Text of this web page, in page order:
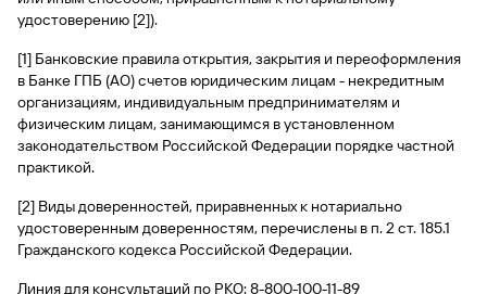
специальные
предложения
Газпром
Бонус
«Плюс»
Информация
для
держателей
карт
Дополнительная
полезно
Часто
задаваемые
вопросы
Калькулятор
вкладов
Быстрый
поиск
по
Отчет о
кредитной
истории
Кредитный
помощник
Быстрый
поиск
по
Открыть
счет
Брокерское
обслуживание
продукты
доверительного
управления
Отчет о
истории
Станьте
партнером
Быстрый
поиск
сайту
Кредитный
рейтинг
Отчет о
кредитной
истории
Станьте
партнером
Gazprom
Pay
Интернет-
банк
приложение
GPB-
i-
Отделения
Банкоматы
инкассация
Онлайн-
касса 3 в 1 с
эквайрингом
Может
полезно
115-ФЗ
сервисы
«Копии
документов»
и «Справки»
Быстрый
поиск
сайту
Вклады
Курсы
валют
оплата
платежей
Быстрый
поиск
по
Вклады
по
Вклады
сайту
удостоверению [2]).
[1] Банковские правила открытия, закрытия и переоформления
в Банке ГПБ (АО) счетов юридическим лицам - некредитным
организациям, индивидуальным предпринимателям и
физическим лицам, занимающимся в установленном
законодательством Российской Федерации порядке частной
практикой.
[2] Виды доверенностей, приравненных к нотариально
удостоверенным доверенностям, перечислены в п. 2 ст. 185.1
Гражданского кодекса Российской Федерации.
Линия для консультаций по РКО: 8-800-100-11-89